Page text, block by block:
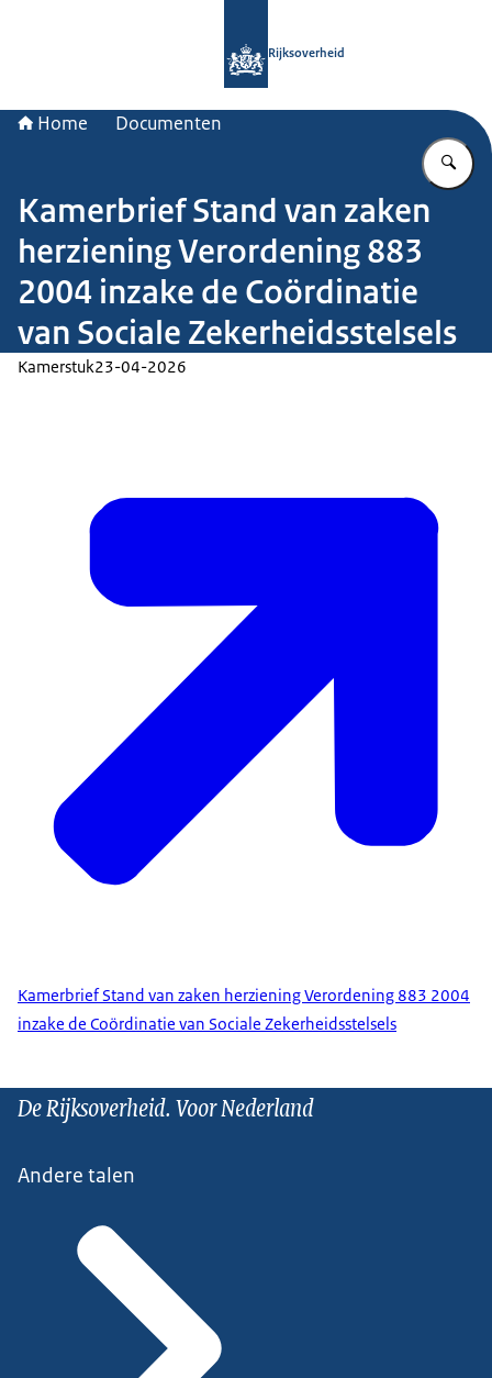
Rijksoverheid
Home Documenten
Kamerbrief Stand van zaken
herziening Verordening 883
2004 inzake de Coördinatie
van Sociale Zekerheidsstelsels
Kamerstuk23-04-2026
Kamerbrief Stand van zaken herziening Verordening 883 2004
inzake de Coördinatie van Sociale Zekerheidsstelsels
De Rijksoverheid. Voor Nederland
Andere talen